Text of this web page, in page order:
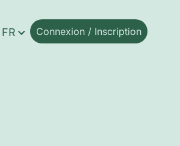
FR Connexion / Inscription